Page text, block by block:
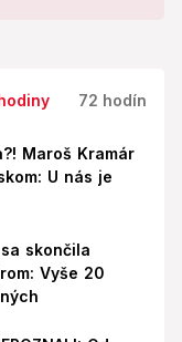
72 hodín
Maroš Kramár
U nás je
skončila
Vyše 20